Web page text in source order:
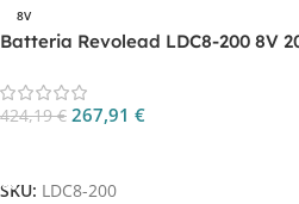
8V
Batteria Revolead LDC8-200 8V
424,19€ 267,91 €
SKU: LDC8-200